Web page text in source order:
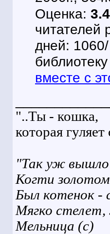
Оценка: 3.4
читателей
дней:
вместе с
"..Ты - кошка,
которая
"Так уж вышло
Когти
Был котенок -
Мягко
Мельница (с)